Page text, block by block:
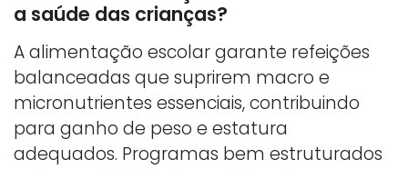
a saúde das crianças?
A alimentação escolar garante refeições
balanceadas que suprirem macro e
micronutrientes essenciais, contribuindo
para ganho de peso e estatura
adequados. Programas bem estruturados